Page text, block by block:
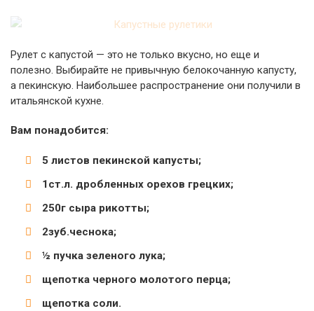
Рулет с капустой — это не только вкусно, но еще и
полезно. Выбирайте не привычную белокочанную капусту,
а пекинскую. Наибольшее распространение они получили в
итальянской кухне.
Вам понадобится:
5 листов пекинской капусты;
1ст.л. дробленных орехов грецких;
250г сыра рикотты;
2зуб.чеснока;
½ пучка зеленого лука;
щепотка черного молотого перца;
щепотка соли.